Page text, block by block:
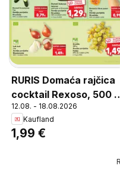
RURIS Domaća rajčica
cocktail Rexoso, 500
Zemlja porijekla
Hrvatska, MPC
4.3.2026=2,49€, (=1 kg
12.08. - 18.08.2026
Kaufland
1,99 €